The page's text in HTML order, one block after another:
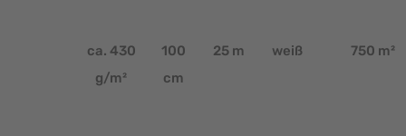
ca. 430
g/m²
100
cm
25 m weiß 750 m²